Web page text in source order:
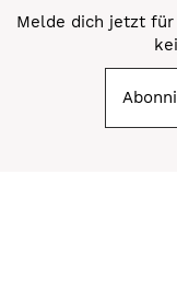
Melde dich jetzt für